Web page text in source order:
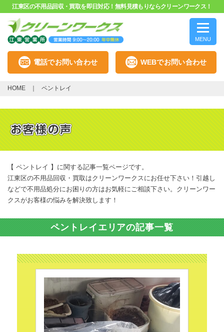
江東区の不用品回収・買取を即日対応！無料見積もりならクリーンワークス！
MENU
電話でお問い合わせ WEBでお問い合わせ
HOME ペントレイ
【 ペントレイ 】に関する記事一覧ページです。
江東区の不用品回収・買取はクリーンワークスにお任せ下さい！引越し
などで不用品処分にお困りの方はお気軽にご相談下さい。クリーンワー
クスがお客様の悩みを解決致します！
ペントレイエリアの記事一覧